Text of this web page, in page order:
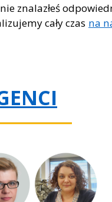
znalazłeś
cały czas na